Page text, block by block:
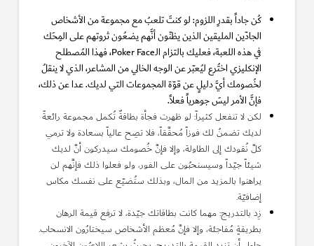
كُن جاداً بقدرِ اللزوم: لو كنتَ تلعبُ مع مجموعة من الأشخاص
الجادّين المليقين الذين يظنّون أنَّهم يضعُون ثروتهم على المِحَك
في هذه اللعبة، فعليك بالتزام الـPoker Face، فهذا المُصطلح
الإنكليزي اختُرع ليُعبّر عن الوجه الخالي من المشاعر، الذي لا ينقلُ
لخُصومك أيَّ دليلٍ عن قوّة المجموعات التي لديك. عدا عن ذلك،
فإنَّ الأمر ليسَ جوهرياً فعلاً.
لكن لا تنفعل كثيراً: لو ظهرت فجأة بطاقةٌ تُكمل مجموعة رائعةً
لديك تضمنُ لك فوزاً مُحقَّقاً، فلا تصِح عالياً بسعادة ولا ترمي
كلَّ نُقودك إلى الطاولة، وإلا فإنَّ خُصومك سيدركون أنَّ لديك
شيئاً جيّداً وسيسنحبُون على الفور، ولو فعلوا ذلك فإنَّهم لن
يراهنوا بالمزيد من المال، وبذلك ستُضيّع على نفسك مكاس
إضافيّة.
زِد بالتدريج: مهما كانت بطاقاتك جيّدة، لا ترفع قيمة الرهان
بطريقةٍ مُفاجئة، وإلا فإنَّ مُعظم الأشخاص سيختارُون الانسحاب.